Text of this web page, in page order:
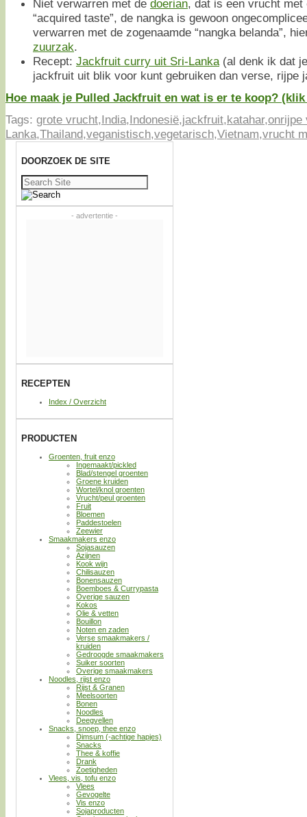
Niet verwarren met de doerian, dat is een vrucht met
“acquired taste”, de nangka is gewoon
verwarren met de zogenaamde “nangka belanda”,
zuurzak.
Recept: Jackfruit curry uit Sri-Lanka(al denk ik dat
jackfruit uit blik voor kunt gebruiken dan verse, rijpe
Hoe maak je Pulled Jackfruit en wat is er te koop?
Tags: grote vrucht,India,Indonesië,jackfruit,katahar,onrijpe
Lanka,Thailand,veganistisch,vegetarisch,Vietnam,vrucht
DOORZOEK DE SITE
Zoeken
naar:
- advertentie -
RECEPTEN
Index / Overzicht
PRODUCTEN
Groenten, fruit enzo
Ingemaakt/pickled
Blad/stengel groenten
Groene kruiden
Wortel/knol groenten
Vrucht/peul groenten
Fruit
Bloemen
Paddestoelen
Zeewier
Smaakmakers enzo
Sojasauzen
Azijnen
Kook wijn
Chilisauzen
Bonensauzen
Boemboes & Currypasta
Overige sauzen
Kokos
Olie & vetten
Bouillon
Noten en zaden
Verse smaakmakers /
kruiden
Gedroogde smaakmakers
Suiker soorten
Overige smaakmakers
Noodles, rijst enzo
Rijst & Granen
Meelsoorten
Bonen
Noodles
Deegvellen
Snacks, snoep, thee enzo
Dimsum (-achtige hapjes)
Snacks
Thee & koffie
Drank
Zoetigheden
Vlees, vis, tofu enzo
Vlees
Gevogelte
Vis enzo
Sojaproducten